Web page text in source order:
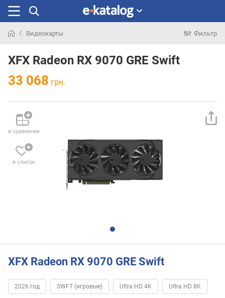
раньше
Видеокарты Фильтр
XFX Radeon RX 9070 GRE Swift
33 068 грн.
в сравнение
в список
XFX Radeon RX 9070 GRE Swift
2026 год SWFT (игровые) Ultra HD 4K Ultra HD 8K